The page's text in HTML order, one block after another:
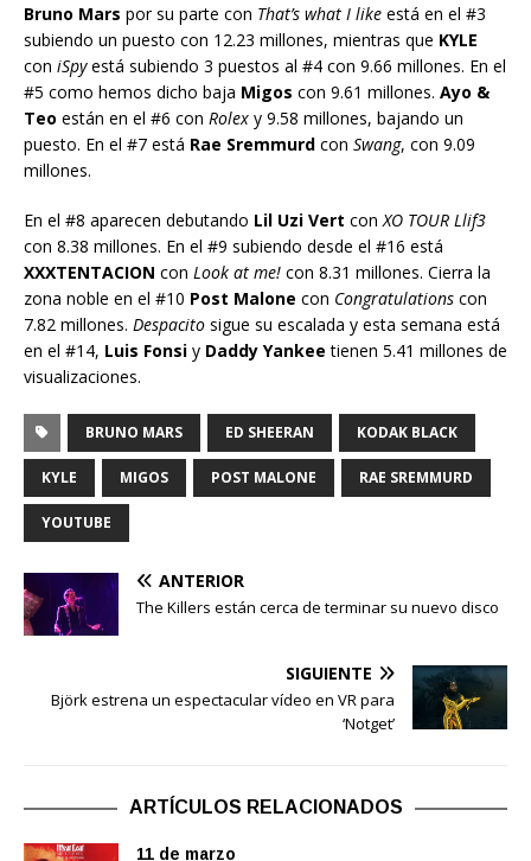
Bruno Mars por su parte con That’s what I like está en el #3
subiendo un puesto con 12.23 millones, mientras que KYLE
con iSpyestá subiendo 3 puestos al #4 con 9.66 millones. En el
#5 como hemos dicho baja Migos con 9.61 millones. Ayo &
Teo están en el #6 con Rolex y 9.58 millones, bajando un
puesto. En el #7 está Rae Sremmurd con Swang, con 9.09
millones.
En el #8 aparecen debutando Lil Uzi Vert con XO TOUR Llif3
con 8.38 millones. En el #9 subiendo desde el #16 está
XXXTENTACION con Look at me! con 8.31 millones. Cierra la
zona noble en el #10 Post Malone con Congratulations con
7.82 millones. Despacito sigue su escalada y esta semana está
en el #14, Luis Fonsi y Daddy Yankee tienen 5.41 millones de
visualizaciones.
BRUNO MARS ED SHEERAN KODAK BLACK
KYLE MIGOS POST MALONE RAE SREMMURD
YOUTUBE
ANTERIOR
The Killers están cerca de terminar su nuevo disco
SIGUIENTE
Björk estrena un espectacular vídeo en VR para
‘Notget’
ARTÍCULOS RELACIONADOS
11 de marzo